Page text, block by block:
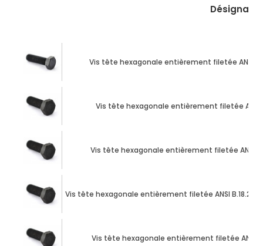
Vis tête hexagonale entièrement filetée ANSI
Vis tête hexagonale entièrement filetée ANSI
Vis tête hexagonale entièrement filetée ANSI
Vis tête hexagonale entièrement filetée ANSI B.18.2.1
Vis tête hexagonale entièrement filetée ANSI